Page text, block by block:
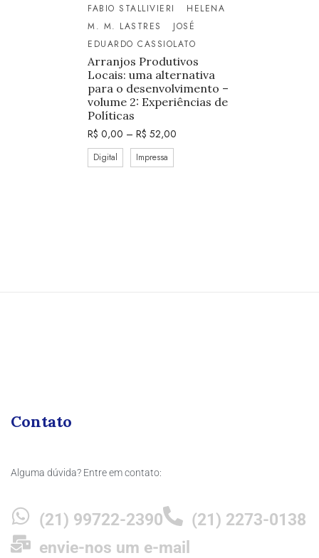
FABIO STALLIVIERI
HELENA
M. M. LASTRES
JOSÉ
EDUARDO CASSIOLATO
Arranjos Produtivos
Locais: uma alternativa
para o desenvolvimento –
volume 2: Experiências de
Políticas
R$ 0,00 – R$ 52,00
Digital Impressa
Contato
Alguma dúvida? Entre em contato:
(21) 99722-2390
(21) 2273-0138
envie-nos um e-mail